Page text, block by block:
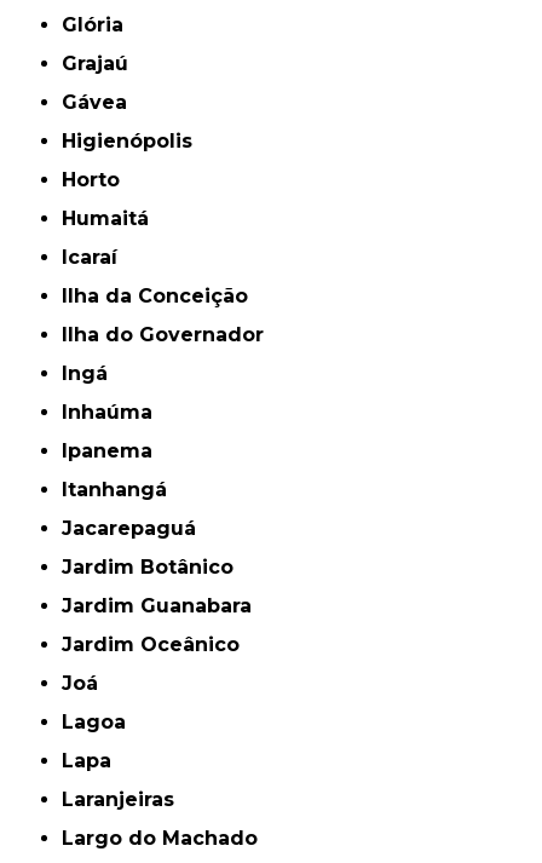
Glória
Grajaú
Gávea
Higienópolis
Horto
Humaitá
Icaraí
Ilha da Conceição
Ilha do Governador
Ingá
Inhaúma
Ipanema
Itanhangá
Jacarepaguá
Jardim Botânico
Jardim Guanabara
Jardim Oceânico
Joá
Lagoa
Lapa
Laranjeiras
Largo do Machado